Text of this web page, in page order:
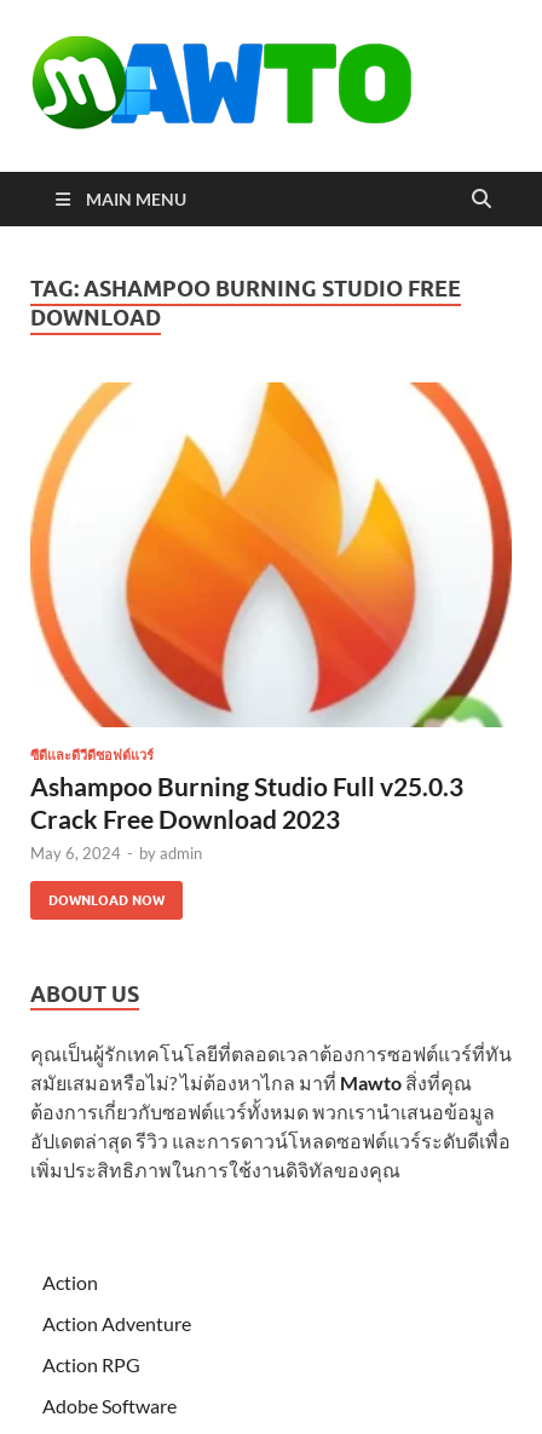
ครอบลิงค์
MAIN MENU
TAG:ASHAMPOO BURNING STUDIO FREE
DOWNLOAD
ซีดีและดีวีดีซอฟต์แวร์
Ashampoo Burning Studio Full v25.0.3
Crack Free Download 2023
May 6, 2024 - byadmin
DOWNLOAD NOW
ABOUT US
คุณเป็นผู้รักเทคโนโลยีที่ตลอดเวลาต้องการซอฟต์แวร์ที่ทัน
สมัยเสมอหรือไม่? ไม่ต้องหาไกล มาที่ Mawto สิ่งที่คุณ
ต้องการเกี่ยวกับซอฟต์แวร์ทั้งหมด พวกเรานำเสนอข้อมูล
อัปเดตล่าสุด รีวิว และการดาวน์โหลดซอฟต์แวร์ระดับดีเพื่อ
เพิ่มประสิทธิภาพในการใช้งานดิจิทัลของคุณ
Action
Action Adventure
Action RPG
Adobe Software